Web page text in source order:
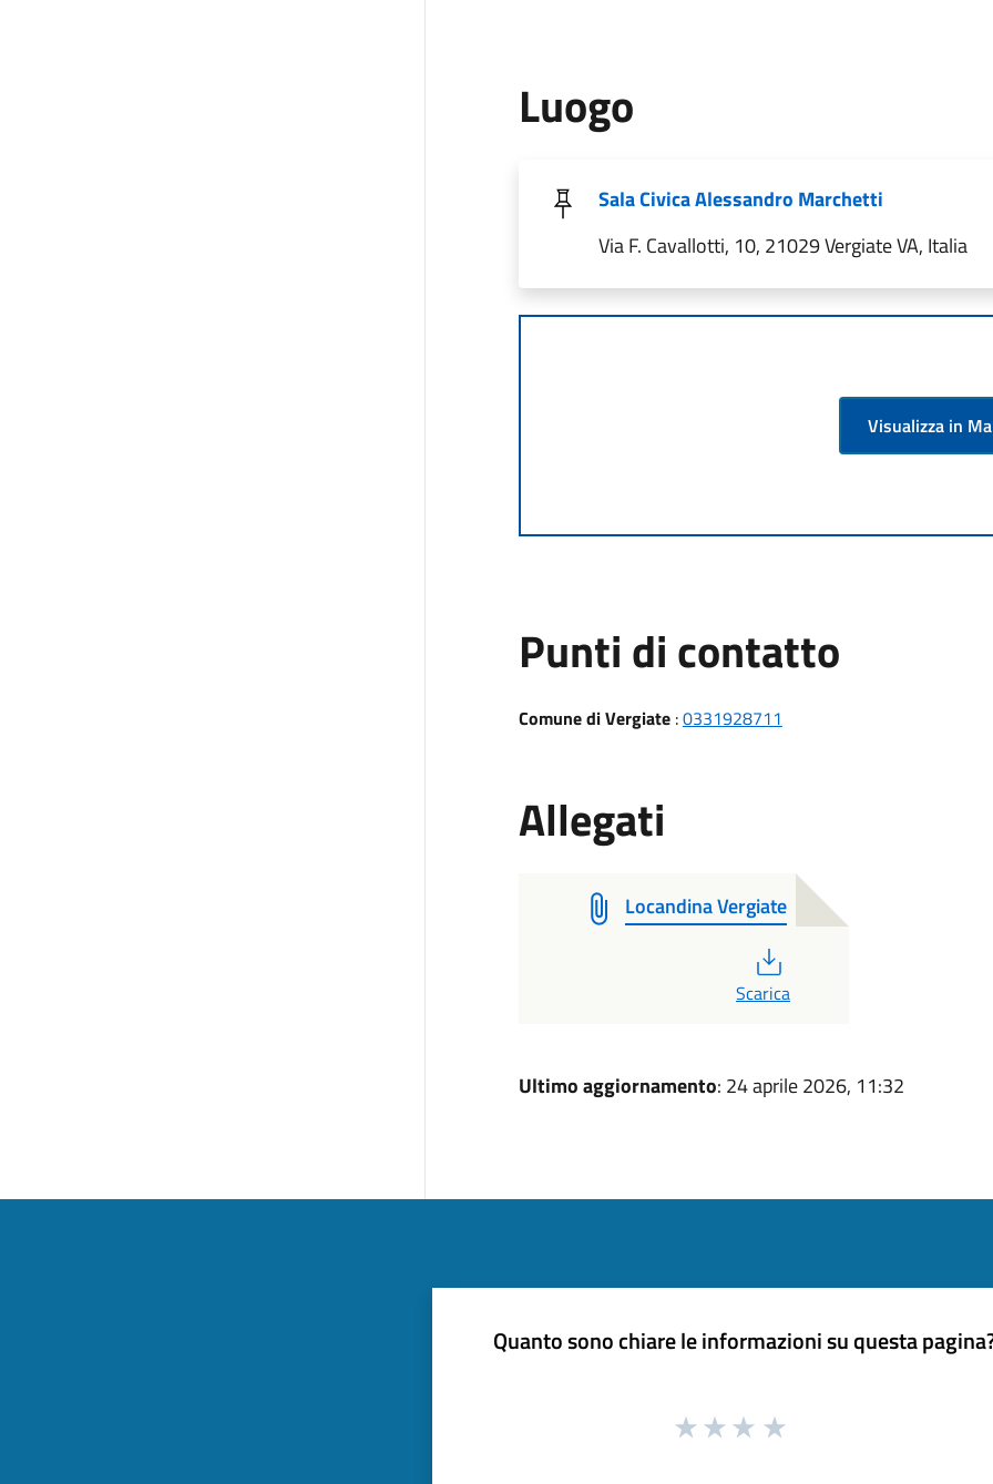
Luogo
Sala Civica Alessandro Marchetti
Via F. Cavallotti, 10, 21029 Vergiate VA, Italia
Visualizza in
Punti di contatto
Comune di Vergiate:0331928711
Allegati
Locandina Vergiate
Scarica
Ultimo aggiornamento: 24 aprile 2026, 11:32
Quanto sono chiare le informazioni su questa